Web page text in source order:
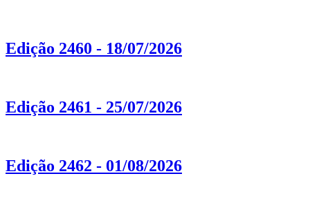
Edição 2460 - 18/07/2026
Edição 2461 - 25/07/2026
Edição 2462 - 01/08/2026